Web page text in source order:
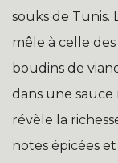
souks de Tunis.
mêle à celle
boudins de
dans une
révèle la
notes épicées